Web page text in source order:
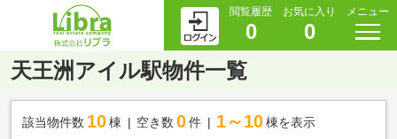
閲覧履歴
0
お気に入り
0
メニュー
天王洲アイル駅物件一覧
該当物件数 10棟 空き数 0 件 1～10 棟を表示